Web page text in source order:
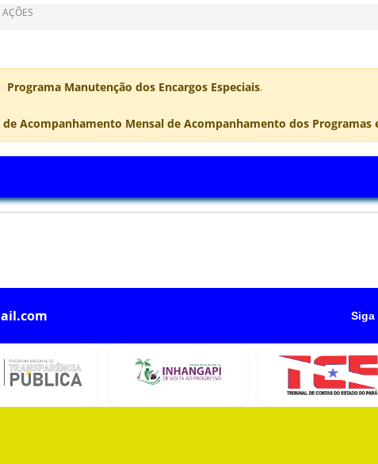
Manutenção dos Encargos Especiais.
Acompanhamento Mensal de Acompanhamento dos Programas
Siga